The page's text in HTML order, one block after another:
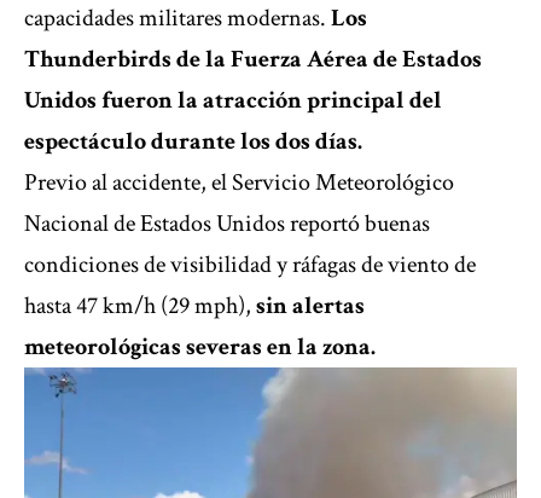
capacidades militares modernas.Los
Thunderbirds de la Fuerza Aérea de Estados
Unidos fueron la atracción principal del
espectáculo durante los dos días.
Previo al accidente, el Servicio Meteorológico
Nacional de Estados Unidos reportó buenas
condiciones de visibilidad y ráfagas de viento de
hasta 47 km/h (29 mph),sin alertas
meteorológicas severas en la zona.